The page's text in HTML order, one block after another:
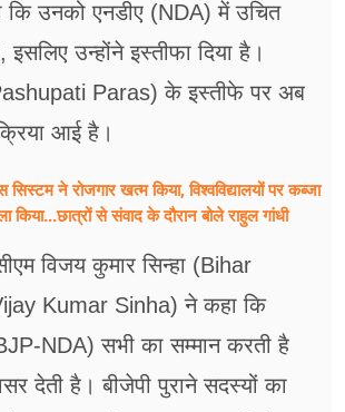
उनको एनडीए (NDA) में उचित
इसलिए उन्होंने इस्तीफा दिया है।
Paras) के इस्तीफे पर अब
आई है।
ने रोजगार खत्म किया, विश्वविद्यालयों पर कब्जा
से संवाद के दौरान बोले राहुल गांधी
विजय कुमार सिन्हा (Bihar
Kumar Sinha) ने कहा कि
NDA) सभी का सम्मान करती है
देती है। बीजेपी पुराने सदस्यों का